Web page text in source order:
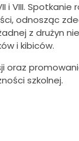
VIII.
odnosząc
z drużyn
i kibiców.
oraz
szkolnej.